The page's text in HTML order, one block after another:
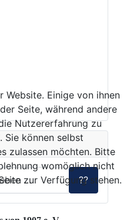
??
Website. Einige von ihnen
Seite, während andere
Nutzererfahrung zu
Sie können selbst
zulassen möchten. Bitte
womöglich nicht
zur Verfügung stehen.